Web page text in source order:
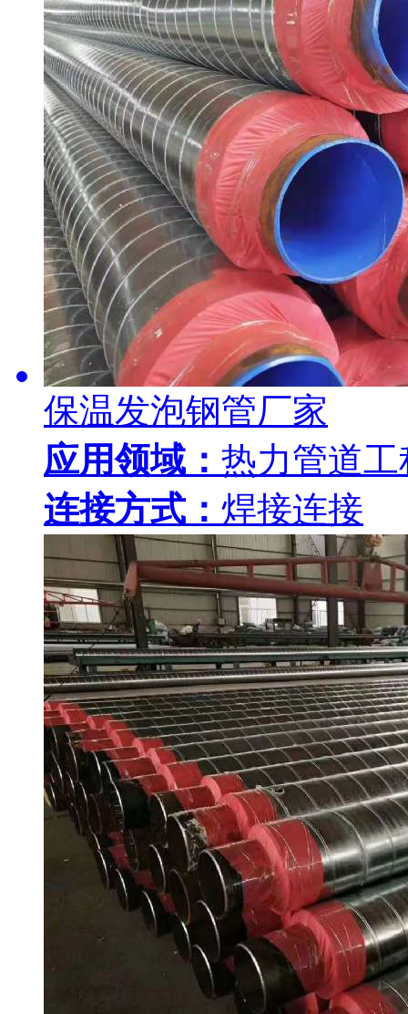
保温发泡钢管厂家
应用领域： 热力管道工
连接方式： 焊接连接